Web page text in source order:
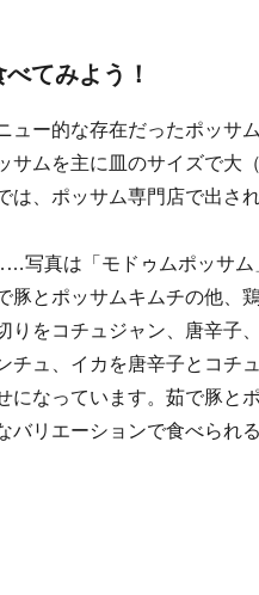
てみよう！
ュー的な存在だったポッサ
サムを主に皿のサイズで大
は、ポッサム専門店で出さ
写真は「モドゥムポッサム
豚とポッサムキムチの他、
りをコチュジャン、唐辛子
チュ、イカを唐辛子とコチ
になっています。茹で豚と
バリエーションで食べられ